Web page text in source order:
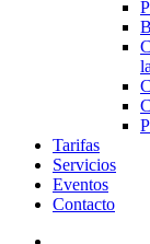
Tarifas
Servicios
Eventos
Contacto